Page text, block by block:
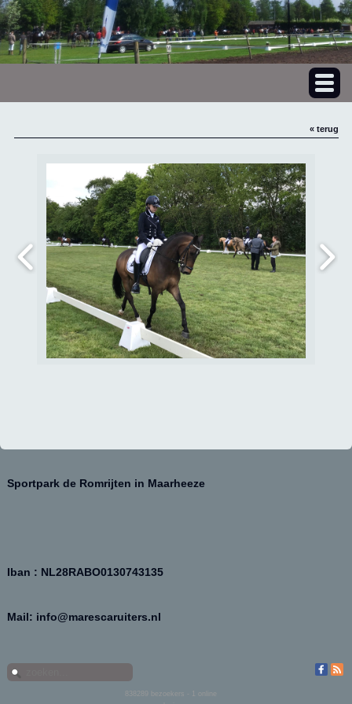
« terug
Sportpark de Romrijten in Maarheeze
Iban : NL28RABO0130743135
Mail: info@marescaruiters.nl
838289
bezoekers - 1 online